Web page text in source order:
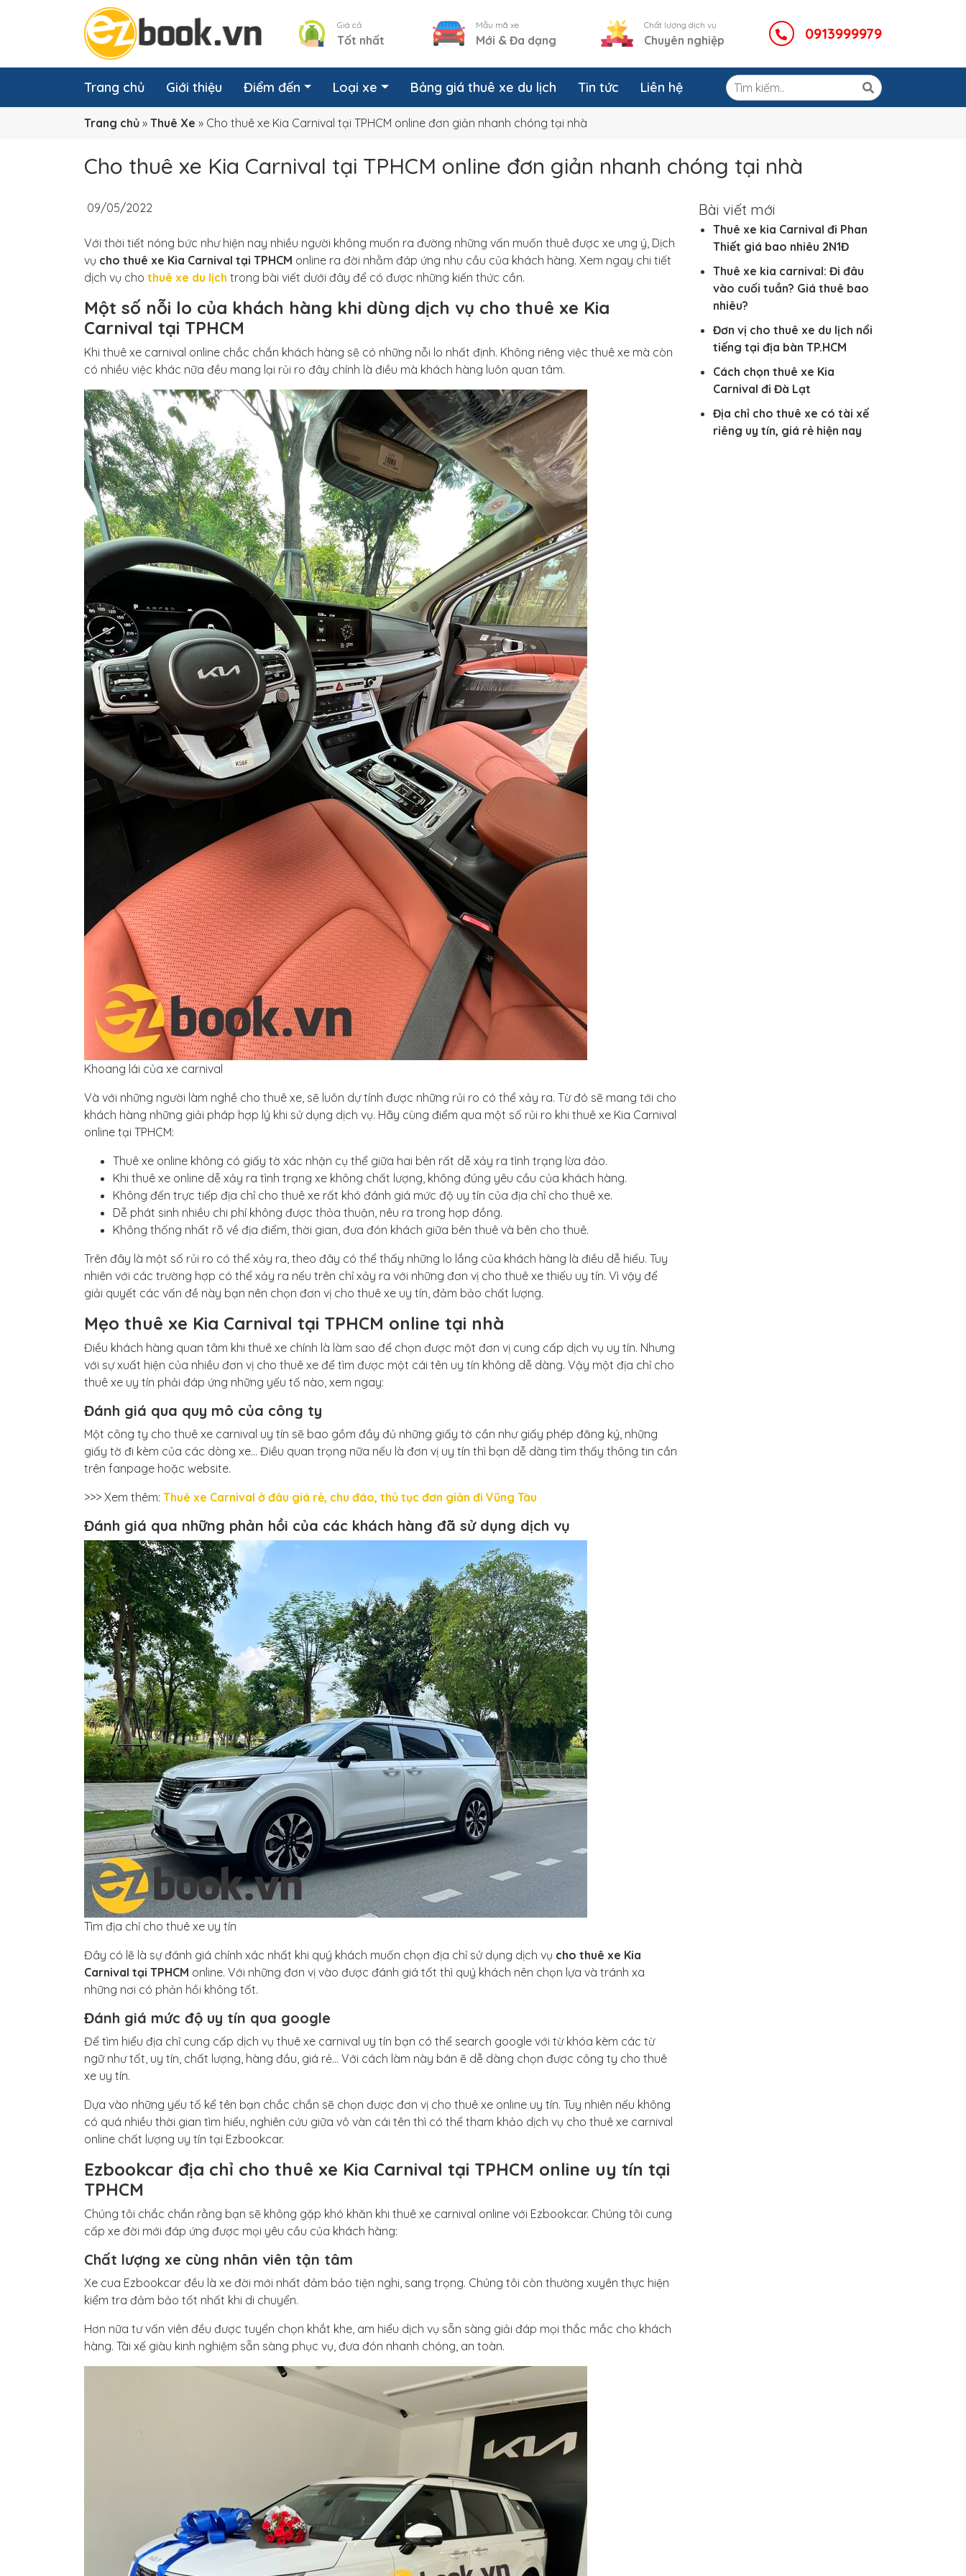
Giá cả
Tốt nhất
Mẫu mã xe
Mới & Đa dạng
Chất lượng dịch vụ
Chuyên nghiệp 0913999979
Trang chủ Giới thiệu Điểm đến Loại xe Bảng giá thuê xe du lịch Tin tức Liên hệ
Trang chủ » Thuê Xe » Cho thuê xe Kia Carnival tại TPHCM online đơn giản nhanh chóng tại nhà
Cho thuê xe Kia Carnival tại TPHCM online đơn giản nhanh chóng tại nhà
09/05/2022
Với thời tiết nóng bức như hiện nay nhiều người không muốn ra đường những vấn muốn thuê được xe ưng ý, Dịch
vụ cho thuê xe Kia Carnival tại TPHCM online ra đời nhằm đáp ứng nhu cầu của khách hàng. Xem ngay chi tiết
dịch vụ cho thuê xe du lịch trong bài viết dưới đây để có được những kiến thức cần.
Một số nỗi lo của khách hàng khi dùng dịch vụ cho thuê xe Kia
Carnival tại TPHCM
Khi thuê xe carnival online chắc chắn khách hàng sẽ có những nỗi lo nhất định. Không riêng việc thuê xe mà còn
có nhiều việc khác nữa đều mang lại rủi ro đây chính là điều mà khách hàng luôn quan tâm.
Khoang lái của xe carnival
Và với những người làm nghề cho thuê xe, sẽ luôn dự tính được những rủi ro có thể xảy ra. Từ đó sẽ mang tới cho
khách hàng những giải pháp hợp lý khi sử dụng dịch vụ. Hãy cùng điểm qua một số rủi ro khi thuê xe Kia Carnival
online tại TPHCM:
Thuê xe online không có giấy tờ xác nhận cụ thể giữa hai bên rất dễ xảy ra tình trạng lừa đảo.
Khi thuê xe online dễ xảy ra tình trạng xe không chất lượng, không đúng yêu cầu của khách hàng.
Không đến trực tiếp địa chỉ cho thuê xe rất khó đánh giá mức độ uy tín của địa chỉ cho thuê xe.
Dễ phát sinh nhiều chi phí không được thỏa thuận, nêu ra trong hợp đồng.
Không thống nhất rõ về địa điểm, thời gian, đưa đón khách giữa bên thuê và bên cho thuê.
Trên đây là một số rủi ro có thể xảy ra, theo đây có thể thấy những lo lắng của khách hàng là điều dễ hiểu. Tuy
nhiên với các trường hợp có thể xảy ra nếu trên chỉ xảy ra với những đơn vị cho thuê xe thiếu uy tín. Vì vậy để
giải quyết các vấn đề này bạn nên chọn đơn vị cho thuê xe uy tín, đảm bảo chất lượng.
Mẹo thuê xe Kia Carnival tại TPHCM online tại nhà
Điều khách hàng quan tâm khi thuê xe chính là làm sao để chọn được một đơn vị cung cấp dịch vụ uy tín. Nhưng
với sự xuất hiện của nhiều đơn vị cho thuê xe để tìm được một cái tên uy tín không dễ dàng. Vậy một địa chỉ cho
thuê xe uy tín phải đáp ứng những yếu tố nào, xem ngay:
Đánh giá qua quy mô của công ty
Một công ty cho thuê xe carnival uy tín sẽ bao gồm đầy đủ những giấy tờ cần như giấy phép đăng ký, những
giấy tờ đi kèm của các dòng xe… Điều quan trọng nữa nếu là đơn vị uy tín thì bạn dễ dàng tìm thấy thông tin cần
trên fanpage hoặc website.
>>> Xem thêm: Thuê xe Carnival ở đâu giá rẻ, chu đáo, thủ tục đơn giản đi Vũng Tàu
Đánh giá qua những phản hồi của các khách hàng đã sử dụng dịch vụ
Tìm địa chỉ cho thuê xe uy tín
Đây có lẽ là sự đánh giá chính xác nhất khi quý khách muốn chọn địa chỉ sử dụng dịch vụ cho thuê xe Kia
Carnival tại TPHCM online. Với những đơn vị vào được đánh giá tốt thì quý khách nên chọn lựa và tránh xa
những nơi có phản hồi không tốt.
Đánh giá mức độ uy tín qua google
Để tìm hiểu địa chỉ cung cấp dịch vụ thuê xe carnival uy tín bạn có thể search google với từ khóa kèm các từ
ngữ như tốt, uy tín, chất lượng, hàng đầu, giá rẻ… Với cách làm này bán ẽ dễ dàng chọn được công ty cho thuê
xe uy tín.
Dựa vào những yếu tố kể tên bạn chắc chắn sẽ chọn được đơn vị cho thuê xe online uy tín. Tuy nhiên nếu không
có quá nhiều thời gian tìm hiểu, nghiên cứu giữa vô vàn cái tên thì có thể tham khảo dịch vụ cho thuê xe carnival
online chất lượng uy tín tại Ezbookcar.
Ezbookcar địa chỉ cho thuê xe Kia Carnival tại TPHCM online uy tín tại
TPHCM
Chúng tôi chắc chắn rằng bạn sẽ không gặp khó khăn khi thuê xe carnival online với Ezbookcar. Chúng tôi cung
cấp xe đời mới đáp ứng được mọi yêu cầu của khách hàng:
Chất lượng xe cùng nhân viên tận tâm
Xe cua Ezbookcar đều là xe đời mới nhất đảm bảo tiện nghi, sang trọng. Chúng tôi còn thường xuyên thực hiện
kiểm tra đảm bảo tốt nhất khi di chuyển.
Hơn nữa tư vấn viên đều được tuyển chọn khắt khe, am hiểu dịch vụ sẵn sàng giải đáp mọi thắc mắc cho khách
hàng. Tài xế giàu kinh nghiệm sẵn sàng phục vụ, đưa đón nhanh chóng, an toàn.
Bài viết mới
Thuê xe kia Carnival đi Phan
Thiết giá bao nhiêu 2N1Đ
Thuê xe kia carnival: Đi đâu
vào cuối tuần? Giá thuê bao
nhiêu?
Đơn vị cho thuê xe du lịch nổi
tiếng tại địa bàn TP.HCM
Cách chọn thuê xe Kia
Carnival đi Đà Lạt
Địa chỉ cho thuê xe có tài xế
riêng uy tín, giá rẻ hiện nay